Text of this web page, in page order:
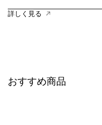
詳しく見る
おすすめ商品